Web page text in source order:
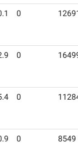
0
0
0
0 8549